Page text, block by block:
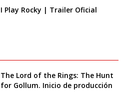
I Play Rocky | Trailer Oficial
The Lord of the Rings: The Hunt
for Gollum. Inicio de producción